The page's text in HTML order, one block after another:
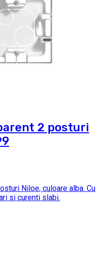
2 posturi
Niloe, culoare alba. Cu
si curenti slabi.